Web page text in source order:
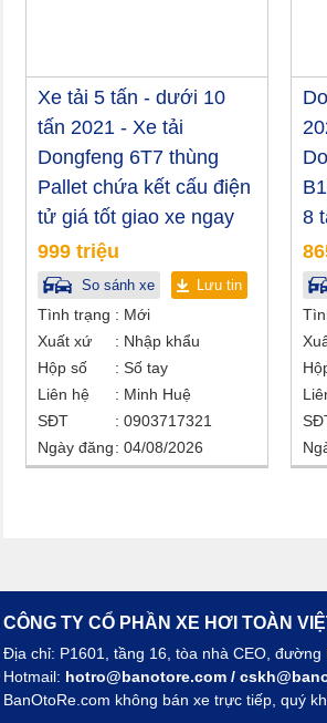
Xe tải 5 tấn - dưới 10
tấn 2021 - Xe tải
Dongfeng 6T7 thùng
Pallet chứa kết cấu điện
tử giá tốt giao xe ngay
999 triệu
So sánh xe Lưu tin
Tình trạng
Mới
Xuất xứ
Nhập khẩu
Hộp số
Số tay
Liên hệ
Minh Huệ
SĐT
0903717321
Ngày đăng
04/08/2026
8
CÔNG TY CỔ PHẦN XE HƠI TOÀN
Địa chỉ: P1601, tầng 16, tòa nhà CEO, đường
Hotmail: hotro@banotore.com /
BanOtoRe.com không bán xe trực tiếp, quý